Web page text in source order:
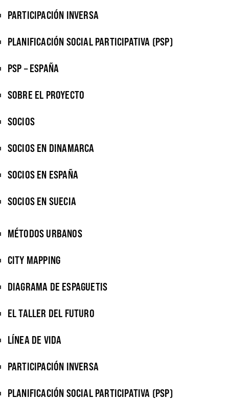
PARTICIPACIÓN INVERSA
PLANIFICACIÓN SOCIAL PARTICIPATIVA (PSP)
PSP – ESPAÑA
SOBRE EL PROYECTO
SOCIOS
SOCIOS EN DINAMARCA
SOCIOS EN ESPAÑA
SOCIOS EN SUECIA
MÉTODOS URBANOS
CITY MAPPING
DIAGRAMA DE ESPAGUETIS
EL TALLER DEL FUTURO
LÍNEA DE VIDA
PARTICIPACIÓN INVERSA
PLANIFICACIÓN SOCIAL PARTICIPATIVA (PSP)